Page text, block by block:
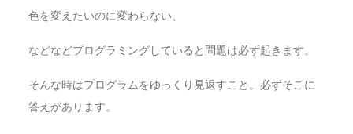
色を変えたいのに変わらない、
などなどプログラミングしていると問題は必ず起きます。
そんな時はプログラムをゆっくり見返すこと。必ずそこに
答えがあります。